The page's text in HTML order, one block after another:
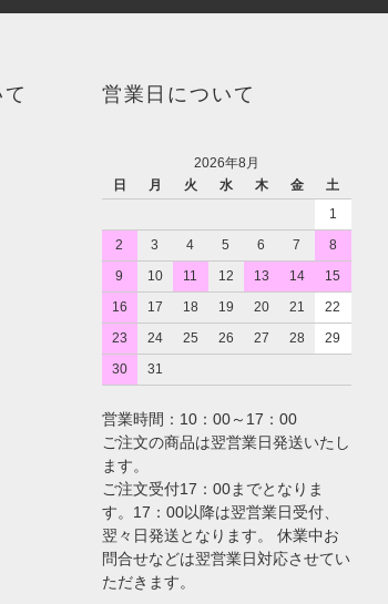
営業日について
2026年8月
日
月 火 水 木 金
土
1
2
3 4 5 6 7
8
9
10 11 12 13 14
15
16
17 18 19 20 21
22
23
24 25 26 27 28
29
30
31
営業時間：10：00～17：00
ご注文の商品は翌営業日発送いたし
ます。
ご注文受付17：00までとなりま
す。17：00以降は翌営業日受付、
翌々日発送となります。 休業中お
問合せなどは翌営業日対応させてい
ただきます。